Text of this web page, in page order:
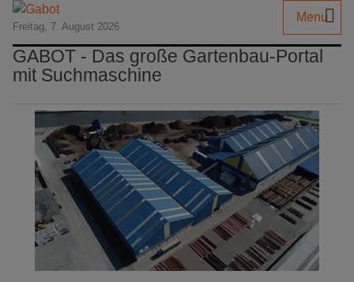
Freitag, 7. August 2026
Menu
GABOT - Das große Gartenbau-Portal
mit Suchmaschine